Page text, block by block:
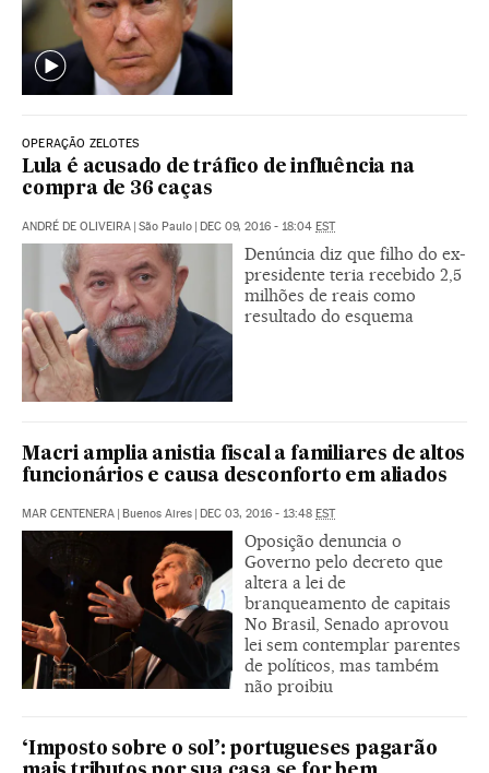
OPERAÇÃO ZELOTES
Lula é acusado de tráfico de influência na
compra de 36 caças
ANDRÉ DE OLIVEIRA | São Paulo | DEC 09, 2016 - 18:04 EST
Denúncia diz que filho do ex-
presidente teria recebido 2,5
milhões de reais como
resultado do esquema
Macri amplia anistia fiscal a familiares de altos
funcionários e causa desconforto em aliados
MAR CENTENERA | Buenos Aires | DEC 03, 2016 - 13:48 EST
Oposição denuncia o
Governo pelo decreto que
altera a lei de
branqueamento de capitais
No Brasil, Senado aprovou
lei sem contemplar parentes
de políticos, mas também
não proibiu
‘Imposto sobre o sol’: portugueses pagarão